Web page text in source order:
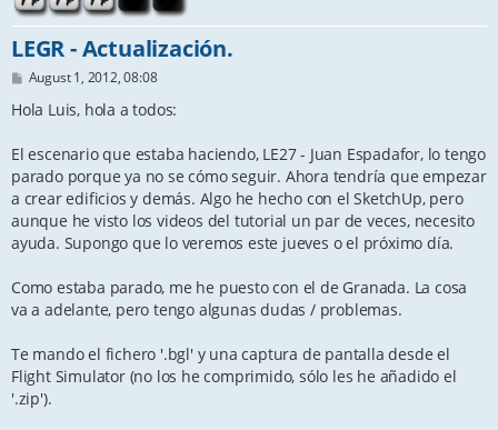
LEGR - Actualización.
P
s
August 1, 2012, 08:08
Hola Luis, hola a todos:
El escenario que estaba haciendo, LE27 - Juan Espadafor, lo tengo
parado porque ya no se cómo seguir. Ahora tendría que empezar
a crear edificios y demás. Algo he hecho con el SketchUp, pero
aunque he visto los videos del tutorial un par de veces, necesito
ayuda. Supongo que lo veremos este jueves o el próximo día.
Como estaba parado, me he puesto con el de Granada. La cosa
va a adelante, pero tengo algunas dudas / problemas.
Te mando el fichero '.bgl' y una captura de pantalla desde el
Flight Simulator (no los he comprimido, sólo les he añadido el
'.zip').